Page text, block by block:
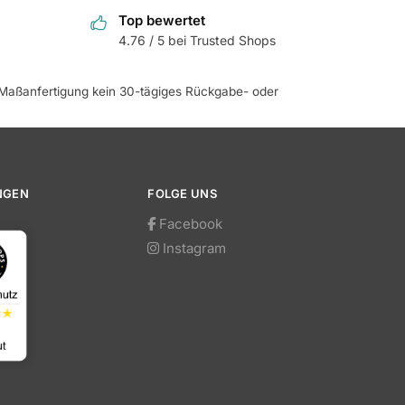
Top bewertet
4.76 / 5 bei Trusted Shops
kein 30-tägiges Rückgabe- oder
FOLGE UNS
Facebook
Instagram